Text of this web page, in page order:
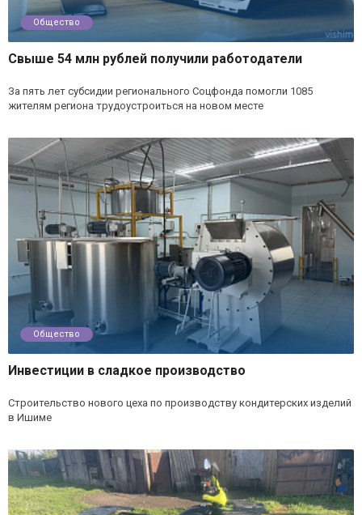
Общество
Свыше 54 млн рублей получили работодатели
За пять лет субсидии регионального Соцфонда помогли 1085
жителям региона трудоустроиться на новом месте
Общество
Инвестиции в сладкое производство
Строительство нового цеха по производству кондитерских изделий
в Ишиме